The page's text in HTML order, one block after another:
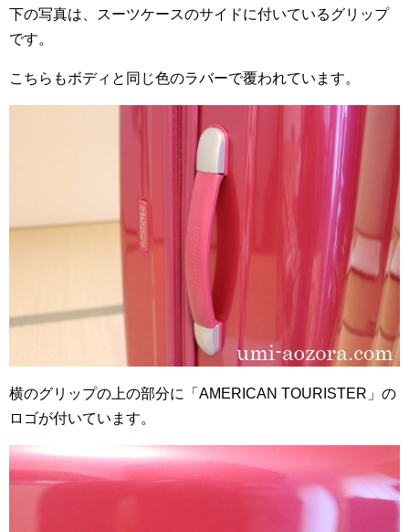
下の写真は、スーツケースのサイドに付いているグリップ
です。
こちらもボディと同じ色のラバーで覆われています。
横のグリップの上の部分に「AMERICAN TOURISTER」の
ロゴが付いています。